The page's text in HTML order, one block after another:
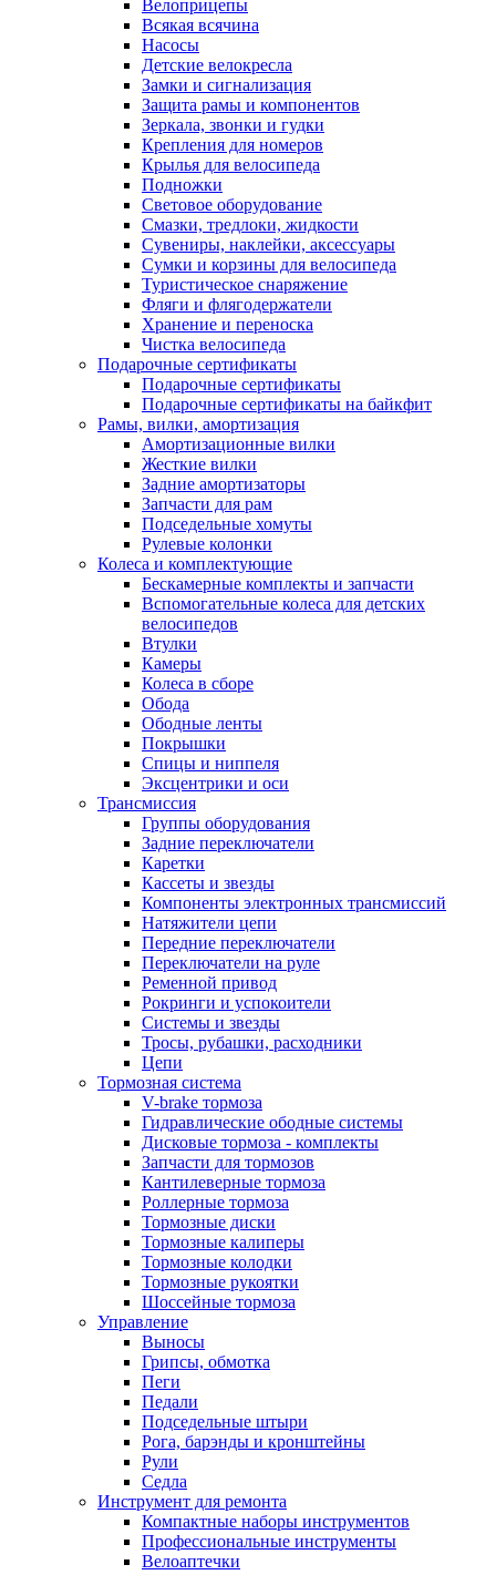
Велоприцепы
Всякая всячина
Насосы
Детские велокресла
Замки и сигнализация
Защита рамы и компонентов
Зеркала, звонки и гудки
Крепления для номеров
Крылья для велосипеда
Подножки
Световое оборудование
Смазки, тредлоки, жидкости
Сувениры, наклейки, аксессуары
Сумки и корзины для велосипеда
Туристическое снаряжение
Фляги и флягодержатели
Хранение и переноска
Чистка велосипеда
Подарочные сертификаты
Подарочные сертификаты
Подарочные сертификаты на байкфит
Рамы, вилки, амортизация
Амортизационные вилки
Жесткие вилки
Задние амортизаторы
Запчасти для рам
Подседельные хомуты
Рулевые колонки
Колеса и комплектующие
Бескамерные комплекты и запчасти
Вспомогательные колеса для детских
велосипедов
Втулки
Камеры
Колеса в сборе
Обода
Ободные ленты
Покрышки
Спицы и ниппеля
Эксцентрики и оси
Трансмиссия
Группы оборудования
Задние переключатели
Каретки
Кассеты и звезды
Компоненты электронных трансмиссий
Натяжители цепи
Передние переключатели
Переключатели на руле
Ременной привод
Рокринги и успокоители
Системы и звезды
Тросы, рубашки, расходники
Цепи
Тормозная система
V-brake тормоза
Гидравлические ободные системы
Дисковые тормоза - комплекты
Запчасти для тормозов
Кантилеверные тормоза
Роллерные тормоза
Тормозные диски
Тормозные калиперы
Тормозные колодки
Тормозные рукоятки
Шоссейные тормоза
Управление
Выносы
Грипсы, обмотка
Пеги
Педали
Подседельные штыри
Рога, барэнды и кронштейны
Рули
Седла
Инструмент для ремонта
Компактные наборы инструментов
Профессиональные инструменты
Велоаптечки